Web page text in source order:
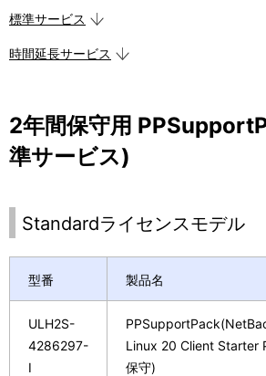
示
し
い
ま
。
ン
標準サービス
時間延長サービス
2年間保守用
準サービス)
Standardライセンスモデル
型番 製品名
ULH2S-
4286297-
I
Linux 20 Client Starter
保守)